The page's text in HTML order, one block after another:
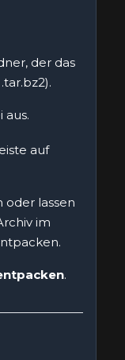
der das
aus.
auf
oder lassen
im
.